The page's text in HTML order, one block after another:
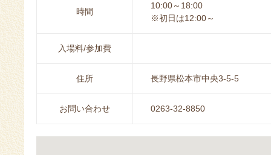
時間
10:00～18:00
※初日は12:00～
入場料/参加費
住所 長野県松本市中央3-5-5
お問い合わせ 0263-32-8850